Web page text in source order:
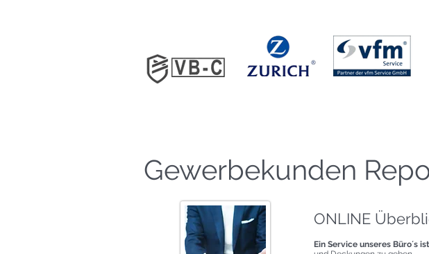
Gewerbekunden
ONLINE
Ein Service unseres Büro´s